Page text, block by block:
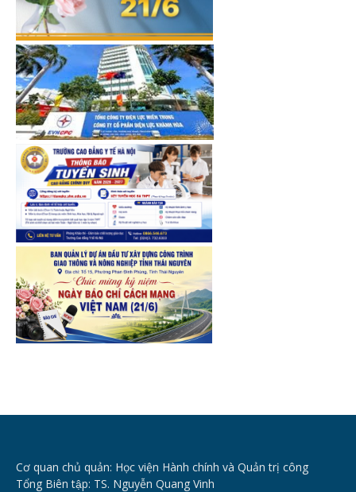
Cơ quan chủ quản: Học viện Hành chính và Quản trị công
Tổng Biên tập: TS. Nguyễn Quang Vinh